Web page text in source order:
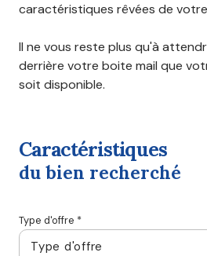
caractéristiques rêvées de
Il ne vous reste plus qu'à
derrière votre boite mail que
soit disponible.
caractéristiques
du bien recherché
Type d'offre *
Type d'offre